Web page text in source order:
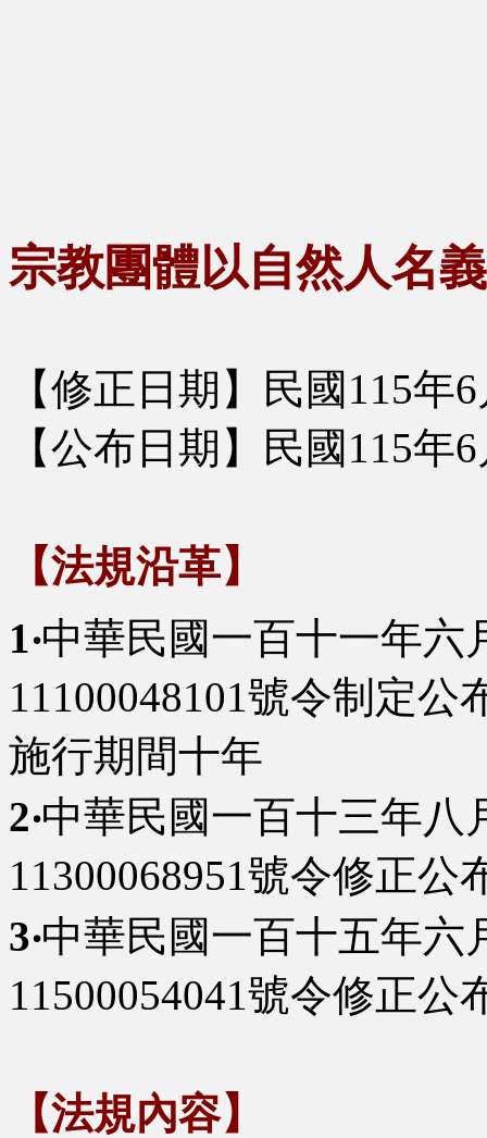
宗教團體以自然人名
【修正日期】民國115年
【公布日期】民國115年
【法規沿革】
1‧中華民國一百十一年六
11100048101號令制定
施行期間十年
2‧中華民國一百十三年八
11300068951號令修正公
3‧中華民國一百十五年六
11500054041號令修正公
【法規內容】